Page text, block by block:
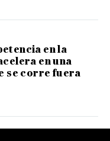
en la
en una
se corre fuera